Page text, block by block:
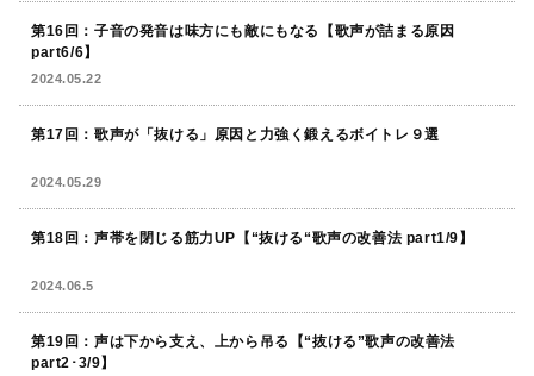
第16回：子音の発音は味方にも敵にもなる【歌声が詰まる原因
part6/6】
2024.05.22
第17回：歌声が「抜ける」原因と力強く鍛えるボイトレ９選
2024.05.29
第18回：声帯を閉じる筋力UP【“抜ける“歌声の改善法 part1/9】
2024.06.5
第19回：声は下から支え、上から吊る【“抜ける”歌声の改善法
part2･3/9】